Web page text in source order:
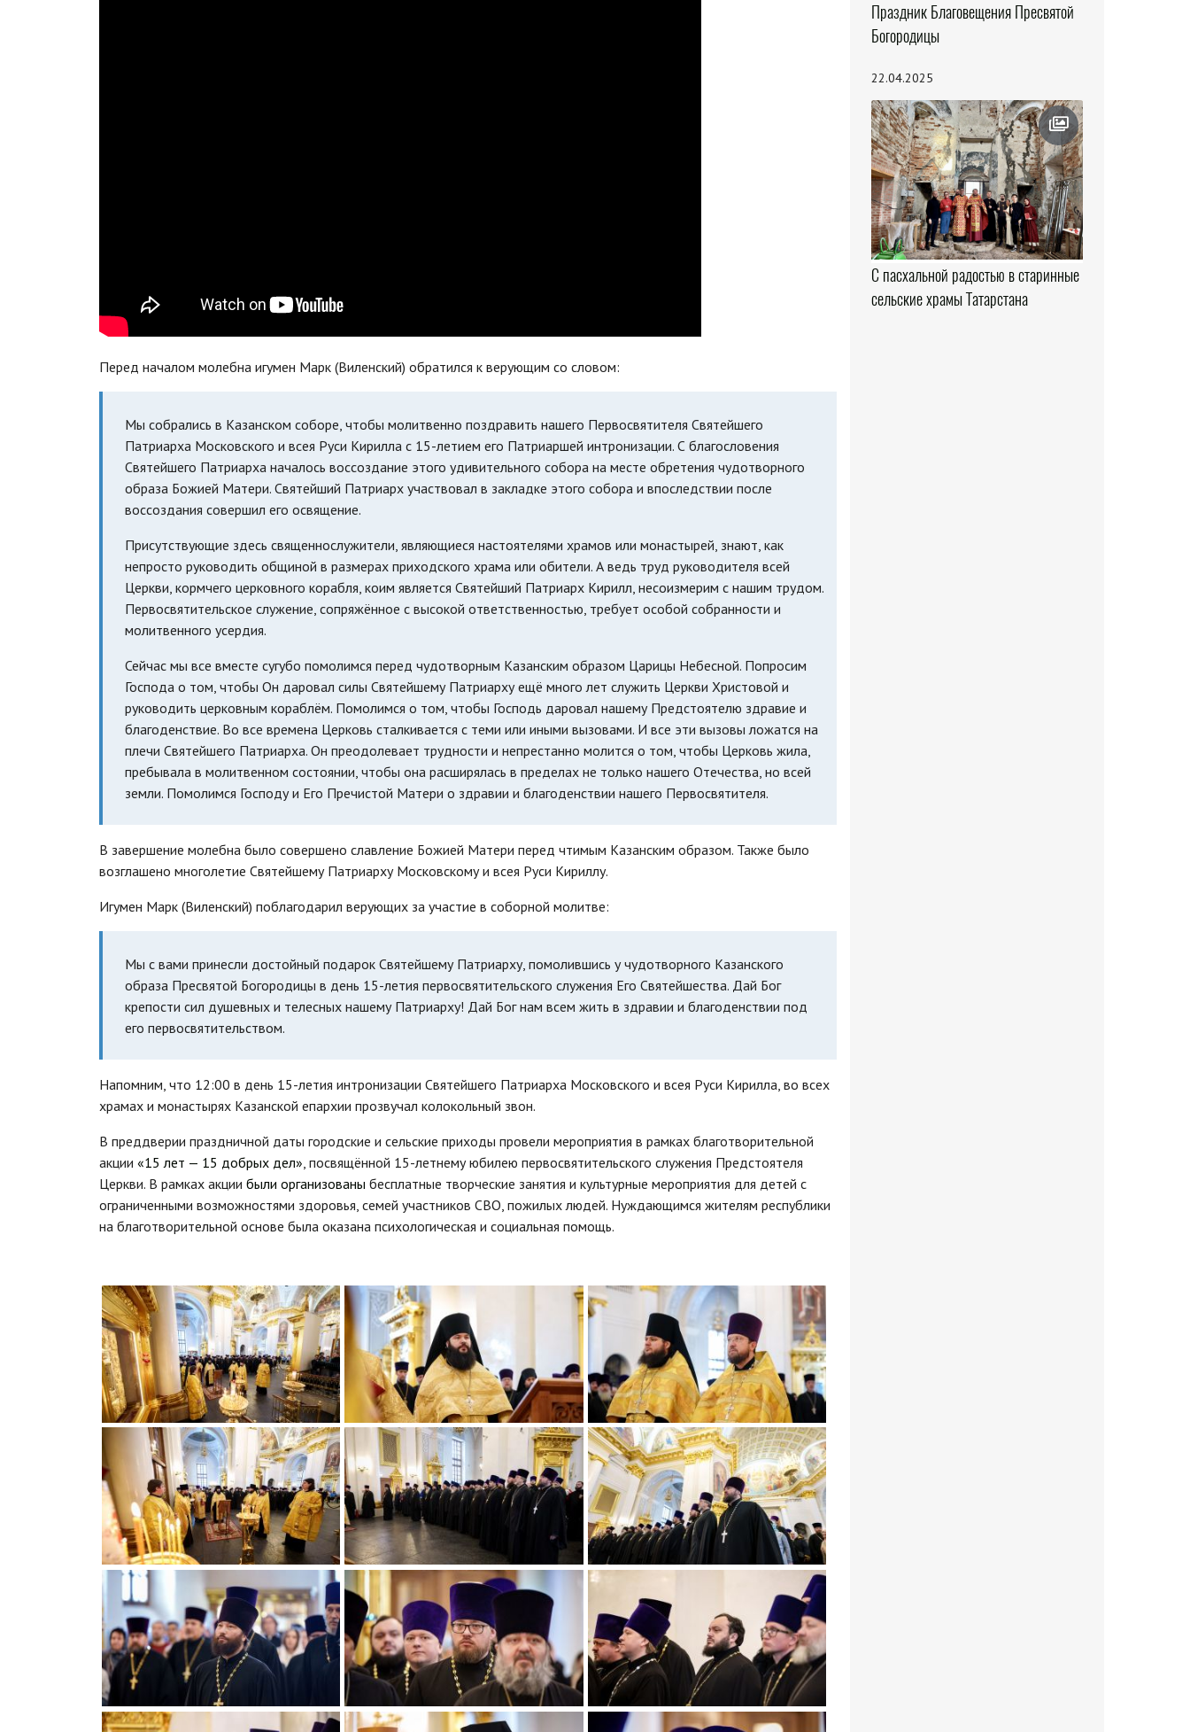
Перед началом молебна игумен Марк (Виленский) обратился к верующим со словом:
Мы собрались в Казанском соборе, чтобы молитвенно поздравить нашего Первосвятителя Святейшего
Патриарха Московского и всея Руси Кирилла с 15-летием его Патриаршей интронизации. С благословения
Святейшего Патриарха началось воссоздание этого удивительного собора на месте обретения чудотворного
образа Божией Матери. Святейший Патриарх участвовал в закладке этого собора и впоследствии после
воссоздания совершил его освящение.
Присутствующие здесь священнослужители, являющиеся настоятелями храмов или монастырей, знают, как
непросто руководить общиной в размерах приходского храма или обители. А ведь труд руководителя всей
Церкви, кормчего церковного корабля, коим является Святейший Патриарх Кирилл, несоизмерим с нашим трудом.
Первосвятительское служение, сопряжённое с высокой ответственностью, требует особой собранности и
молитвенного усердия.
Сейчас мы все вместе сугубо помолимся перед чудотворным Казанским образом Царицы Небесной. Попросим
Господа о том, чтобы Он даровал силы Святейшему Патриарху ещё много лет служить Церкви Христовой и
руководить церковным кораблём. Помолимся о том, чтобы Господь даровал нашему Предстоятелю здравие и
благоденствие. Во все времена Церковь сталкивается с теми или иными вызовами. И все эти вызовы ложатся на
плечи Святейшего Патриарха. Он преодолевает трудности и непрестанно молится о том, чтобы Церковь жила,
пребывала в молитвенном состоянии, чтобы она расширялась в пределах не только нашего Отечества, но всей
земли. Помолимся Господу и Его Пречистой Матери о здравии и благоденствии нашего Первосвятителя.
В завершение молебна было совершено славление Божией Матери перед чтимым Казанским образом. Также было
возглашено многолетие Святейшему Патриарху Московскому и всея Руси Кириллу.
Игумен Марк (Виленский) поблагодарил верующих за участие в соборной молитве:
Мы с вами принесли достойный подарок Святейшему Патриарху, помолившись у чудотворного Казанского
образа Пресвятой Богородицы в день 15-летия первосвятительского служения Его Святейшества. Дай Бог
крепости сил душевных и телесных нашему Патриарху! Дай Бог нам всем жить в здравии и благоденствии под
его первосвятительством.
Напомним, что 12:00 в день 15-летия интронизации Святейшего Патриарха Московского и всея Руси Кирилла, во всех
храмах и монастырях Казанской епархии прозвучал колокольный звон.
В преддверии праздничной даты городские и сельские приходы провели мероприятия в рамках благотворительной
акции «15 лет — 15 добрых дел», посвящённой 15-летнему юбилею первосвятительского служения Предстоятеля
Церкви. В рамках акции были организованы бесплатные творческие занятия и культурные мероприятия для детей с
ограниченными возможностями здоровья, семей участников СВО, пожилых людей. Нуждающимся жителям республики
на благотворительной основе была оказана психологическая и социальная помощь.
Праздник Благовещения Пресвятой
Богородицы
22.04.2025
С пасхальной радостью в старинные
сельские храмы Татарстана